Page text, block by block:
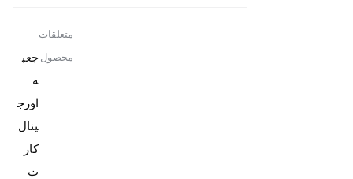
متعلقات
محصول جعب
ه
اورج
کار
ت